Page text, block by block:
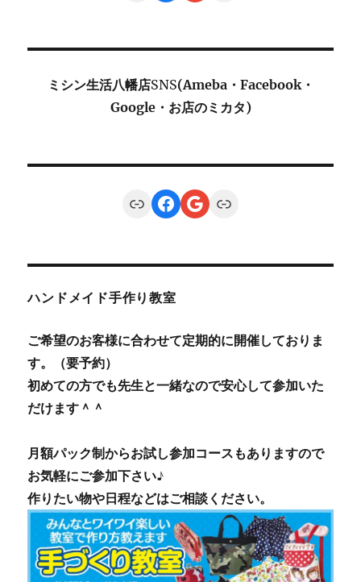
ミシン生活八幡店SNS(Ameba・Facebook・
Google・お店のミカタ)
LinkFacebook
Google
Link
ハンドメイド手作り教室
ご希望のお客様に合わせて定期的に開催しておりま
す。（要予約）
初めての方でも先生と一緒なので安心して参加いた
だけます＾＾
月額パック制からお試し参加コースもありますので
お気軽にご参加下さい♪
作りたい物や日程などはご相談ください。